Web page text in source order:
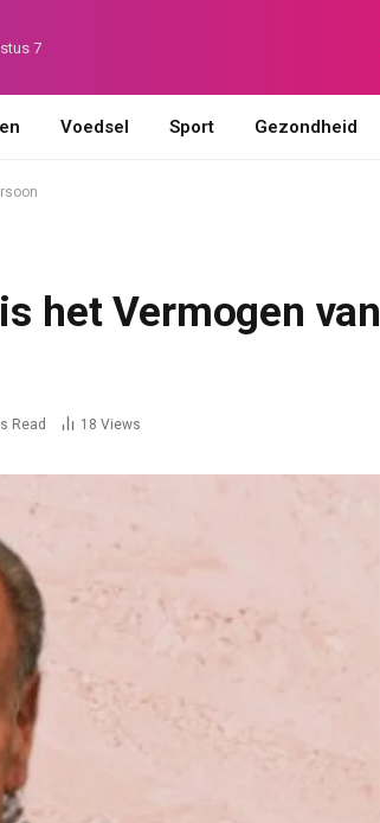
7
Voedsel Sport Gezondheid
het Vermogen van
Read 18 Views